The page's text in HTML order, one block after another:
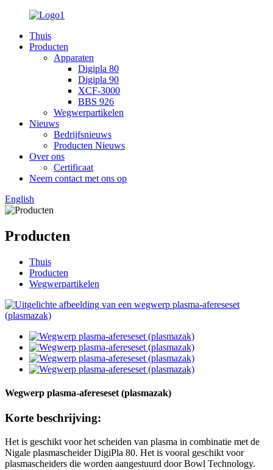
Thuis
Producten
Apparaten
Digipla 80
Digipla 90
XCF-3000
BBS 926
Wegwerpartikelen
Nieuws
Bedrijfsnieuws
Producten Nieuws
Over ons
Certificaat
Neem contact met ons op
English
Producten
Thuis
Producten
Wegwerpartikelen
Wegwerp plasma-afereseset (plasmazak)
Korte beschrijving:
Het is geschikt voor het scheiden van plasma in combinatie met de
Nigale plasmascheider DigiPla 80. Het is vooral geschikt voor
plasmascheiders die worden aangestuurd door Bowl Technology.